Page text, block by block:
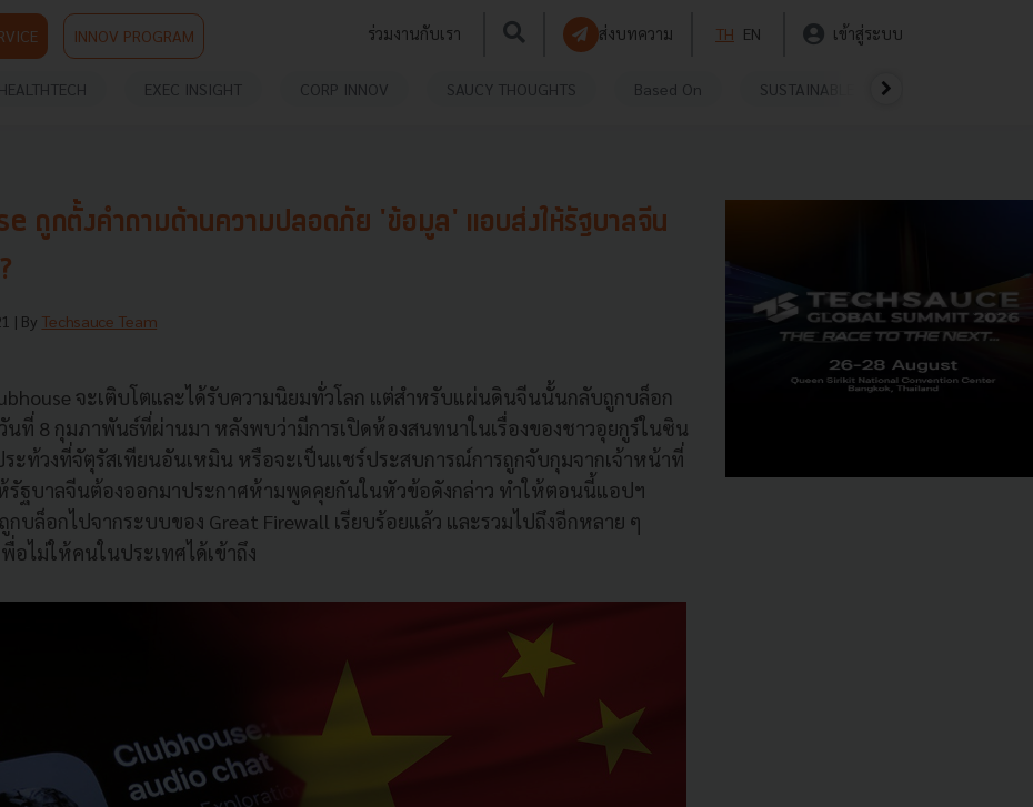
INNOV PROGRAM ร่วมงานกับเรา ส่งบทความ TH EN เข้าสู่ระบบ
HEALTHTECH EXEC INSIGHT CORP INNOV SAUCY THOUGHTS Based On SUSTAINABLE
ถูกตั้งคำถามด้านความปลอดภัย 'ข้อมูล' แอบส่งให้รัฐบาลจีน
| By Techsauce Team
จะเติบโตและได้รับความนิยมทั่วโลก แต่สำหรับแผ่นดินจีนนั้นกลับถูกบล็อก
นที่ 8 กุมภาพันธ์ที่ผ่านมา หลังพบว่ามีการเปิดห้องสนทนาในเรื่องของชาวอุยกูร์ในซิน
ประท้วงที่จัตุรัสเทียนอันเหมิน หรือจะเป็นแชร์ประสบการณ์การถูกจับกุมจากเจ้าหน้าที่
รัฐบาลจีนต้องออกมาประกาศห้ามพูดคุยกันในหัวข้อดังกล่าว ทำให้ตอนนี้แอปฯ
กบล็อกไปจากระบบของ Great Firewall เรียบร้อยแล้ว และรวมไปถึงอีกหลาย ๆ
อไม่ให้คนในประเทศได้เข้าถึง